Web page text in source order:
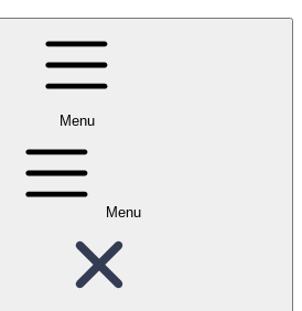
Menu
Menu